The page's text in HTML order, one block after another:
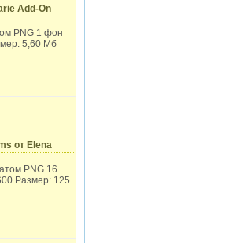
Add-On
PNG 1 фон
5,60 Мб
от Elena
PNG 16
Размер: 125